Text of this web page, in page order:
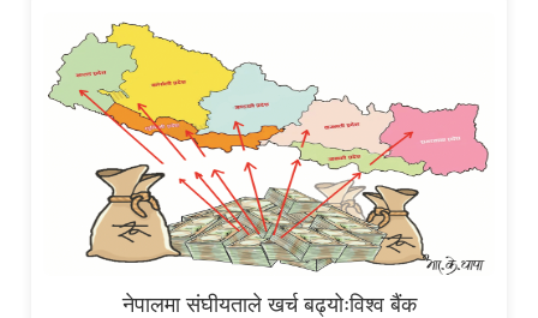
नेपालमा संघीयताले खर्च बढ्योःविश्व बैंक